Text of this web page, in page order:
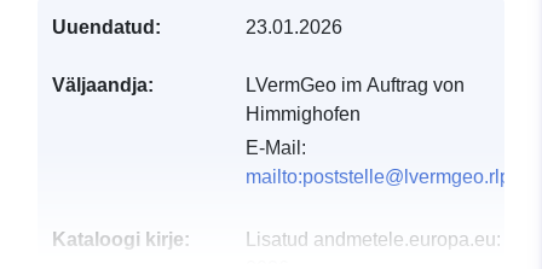
Uuendatud: 23.01.2026
Väljaandja:
LVermGeo im Auftrag von
Himmighofen
E-Mail:
mailto:poststelle@lvermgeo.rlp.de
Kataloogi kirje: Lisatud andmetele.europa.eu: